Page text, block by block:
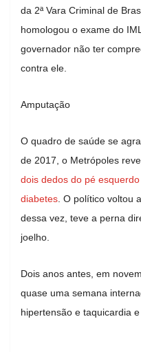
da 2ª Vara Criminal de
homologou o exame do
governador não ter
contra ele.
Amputação
O quadro de saúde se
de 2017, o Metrópoles
dois dedos do pé
diabetes . O político voltou
dessa vez, teve a perna
joelho.
Dois anos antes, em
quase uma semana
hipertensão e taquicardia